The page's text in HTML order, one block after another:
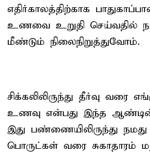
எதிர்காலத்திற்காக
உணவை உறுதி செய்வதில்
மீண்டும் நிலைநிறுத்துவோம்.
சிக்கலிலிருந்து தீர்வு வரை
உணவு என்பது இந்த
இது பண்ணையிலிருந்து
பொருட்கள் வரை சுகாதாரம்